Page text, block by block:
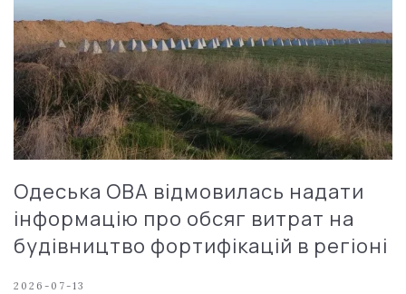
Одеська ОВА відмовилась надати
інформацію про обсяг витрат на
будівництво фортифікацій в регіоні
2026-07-13